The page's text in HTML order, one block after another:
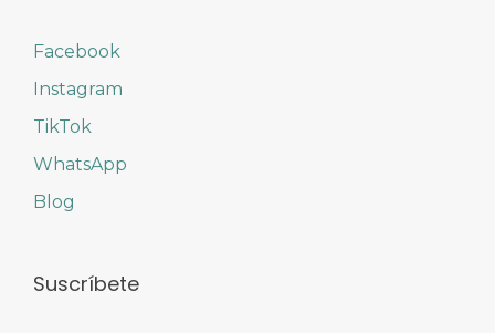
Facebook
Instagram
TikTok
WhatsApp
Blog
Suscríbete